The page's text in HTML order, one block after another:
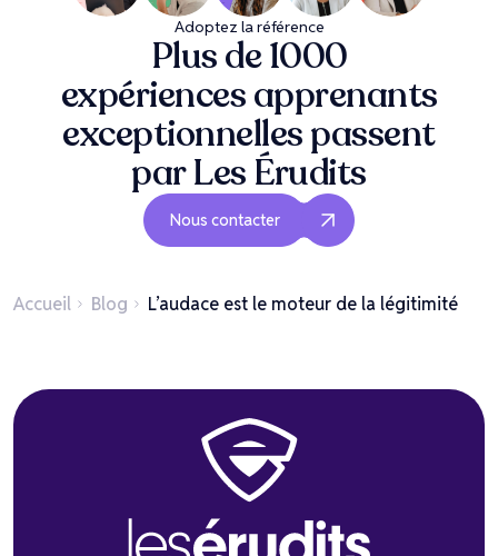
Adoptez la référence
Plus de 1000
expériences apprenants
exceptionnelles passent
par Les Érudits
Nous contacter
Accueil Blog L’audace est le moteur de la légitimité